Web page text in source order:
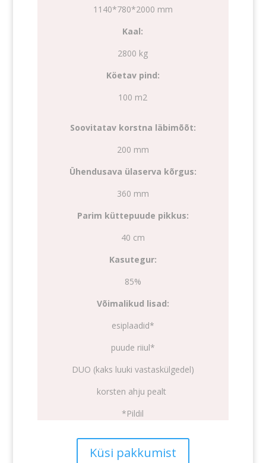
1140*780*2000 mm
Kaal:
2800 kg
Köetav pind:
100 m2
Soovitatav korstna läbimõõt:
200 mm
Ühendusava ülaserva kõrgus:
360 mm
Parim küttepuude pikkus:
40 cm
Kasutegur:
85%
Võimalikud lisad:
esiplaadid*
puude riiul*
DUO (kaks luuki vastaskülgedel)
korsten ahju pealt
*Pildil
Küsi pakkumist